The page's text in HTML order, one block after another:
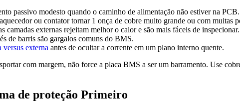
passivo modesto quando o caminho de alimentação não estiver na PCB.
ou contator tornar 1 onça de cobre muito grande ou com muitas
camadas externas rejeitam melhor o calor e são mais fáceis de inspecionar.
de barris são gargalos comuns do BMS.
versus externa antes de ocultar a corrente em um plano interno quente.
com margem, não force a placa BMS a ser um barramento. Use
de proteção Primeiro